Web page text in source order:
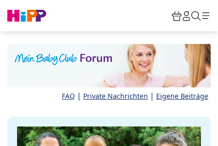
HiPP
FAQ | Private Nachrichten | Eigene Beiträge